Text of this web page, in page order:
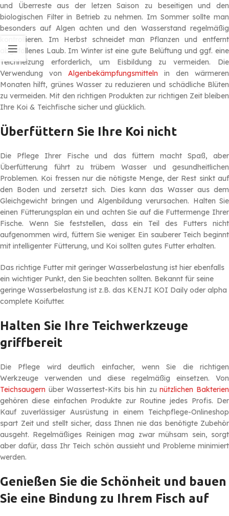
und Überreste aus der letzen Saison zu beseitigen und den
biologischen Filter in Betrieb zu nehmen. Im Sommer sollte man
besonders auf Algen achten und den Wasserstand regelmäßig
kontrollieren. Im Herbst schneidet man Pflanzen und entfernt
abgefallenes Laub. Im Winter ist eine gute Belüftung und ggf. eine
Teichheizung erforderlich, um Eisbildung zu vermeiden. Die
Verwendung von Algenbekämpfungsmitteln in den wärmeren
Monaten hilft, grünes Wasser zu reduzieren und schädliche Blüten
zu vermeiden. Mit den richtigen Produkten zur richtigen Zeit bleiben
Ihre Koi & Teichfische sicher und glücklich.
Überfüttern Sie Ihre Koi nicht
Die Pflege Ihrer Fische und das füttern macht Spaß, aber
Überfütterung führt zu trübem Wasser und gesundheitlichen
Problemen. Koi fressen nur die nötigste Menge, der Rest sinkt auf
den Boden und zersetzt sich. Dies kann das Wasser aus dem
Gleichgewicht bringen und Algenbildung verursachen. Halten Sie
einen Fütterungsplan ein und achten Sie auf die Futtermenge Ihrer
Fische. Wenn Sie feststellen, dass ein Teil des Futters nicht
aufgenommen wird, füttern Sie weniger. Ein sauberer Teich beginnt
mit intelligenter Fütterung, und Koi sollten gutes Futter erhalten.
Das richtige Futter mit geringer Wasserbelastung ist hier ebenfalls
ein wichtiger Punkt, den Sie beachten sollten. Bekannt für seine
geringe Wasserbelastung ist z.B. das KENJI KOI Daily oder alpha
complete Koifutter.
Halten Sie Ihre Teichwerkzeuge
griffbereit
Die Pflege wird deutlich einfacher, wenn Sie die richtigen
Werkzeuge verwenden und diese regelmäßig einsetzen. Von
Teichsaugern über Wassertest-Kits bis hin zunützlichen Bakterien
gehören diese einfachen Produkte zur Routine jedes Profis. Der
Kauf zuverlässiger Ausrüstung in einem Teichpflege-Onlineshop
spart Zeit und stellt sicher, dass Ihnen nie das benötigte Zubehör
ausgeht. Regelmäßiges Reinigen mag zwar mühsam sein, sorgt
aber dafür, dass Ihr Teich schön aussieht und Probleme minimiert
werden.
Genießen Sie die Schönheit und bauen
Sie eine Bindung zu Ihrem Fisch auf